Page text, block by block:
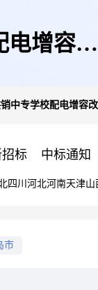
电增容改
中专学校配电增容
标 中标通知
四川 河北河南天津山
市